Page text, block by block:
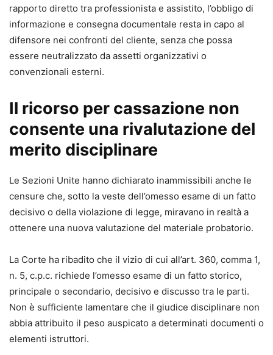
rapporto diretto tra professionista e assistito, l’obbligo di
informazione e consegna documentale resta in capo al
difensore nei confronti del cliente, senza che possa
essere neutralizzato da assetti organizzativi o
convenzionali esterni.
Il ricorso per cassazione non
consente una rivalutazione del
merito disciplinare
Le Sezioni Unite hanno dichiarato inammissibili anche le
censure che, sotto la veste dell’omesso esame di un fatto
decisivo o della violazione di legge, miravano in realtà a
ottenere una nuova valutazione del materiale probatorio.
La Corte ha ribadito che il vizio di cui all’art. 360, comma 1,
n. 5, c.p.c. richiede l’omesso esame di un fatto storico,
principale o secondario, decisivo e discusso tra le parti.
Non è sufficiente lamentare che il giudice disciplinare non
abbia attribuito il peso auspicato a determinati documenti o
elementi istruttori.